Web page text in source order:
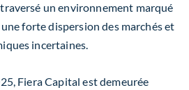
un environnement marqué
forte dispersion des marchés et
incertaines.
Fiera Capital est demeurée